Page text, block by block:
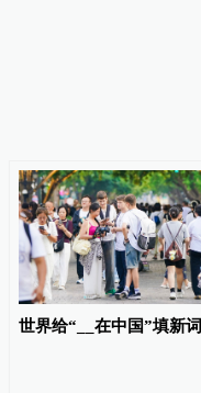
世界给“__在中国”填新词